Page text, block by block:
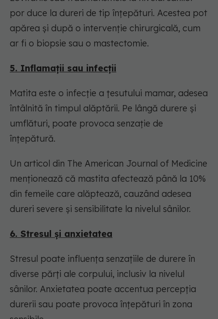
por duce la dureri de tip înțepături. Acestea pot
apărea și după o intervenție chirurgicală, cum
ar fi o biopsie sau o mastectomie.
5. Inflamații sau infecții
Matita este o infecție a țesutului mamar, adesea
întâlnită în timpul alăptării. Pe lângă durere și
umflături, poate provoca senzație de
înțepătură.
Un articol din The American Journal of Medicine
menționează că mastita afectează până la 10%
din femeile care alăptează, cauzând adesea
dureri severe și sensibilitate la nivelul sânilor.
6. Stresul și anxietatea
Stresul poate influența senzațiile de durere în
diverse părți ale corpului, inclusiv la nivelul
sânilor. Anxietatea poate accentua percepția
durerii sau poate provoca înțepături în zona